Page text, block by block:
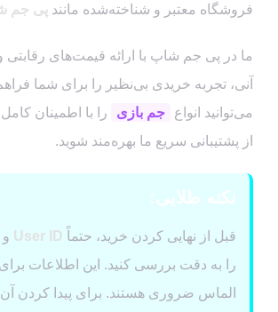
فروشگاه معتبر و شناخته‌شده مانند پی جم
ما در پی جم شاپ با ارائه قیمت‌های رقابتی
آنی، تجربه خریدی بی‌نظیر را برای شما
می‌توانید انواع
جم بازی
را با اطمینان
از پشتیبانی سریع ما بهره‌مند شوید.
نکته طلایی:
قبل از نهایی کردن خرید، حتماً User ID و
را به دقت بررسی کنید. این اطلاعات
الماس ضروری هستند. برای پیدا کردن